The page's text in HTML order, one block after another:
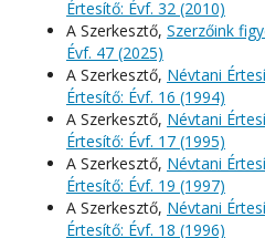
Értesítő: Évf. 32 (2010)
A Szerkesztő, Szerzőink
Évf. 47 (2025)
A Szerkesztő, Névtani
Értesítő: Évf. 16 (1994)
A Szerkesztő, Névtani
Értesítő: Évf. 17 (1995)
A Szerkesztő, Névtani
Értesítő: Évf. 19 (1997)
A Szerkesztő, Névtani
Értesítő: Évf. 18 (1996)